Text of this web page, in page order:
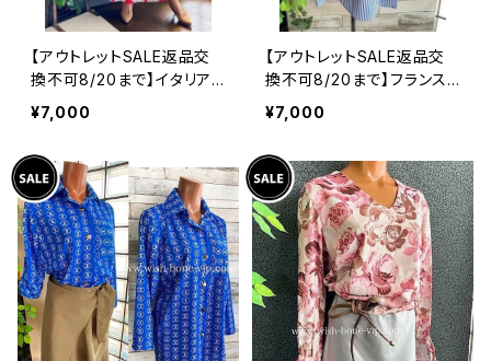
【アウトレットSALE返品交
換不可8/20まで】イタリア
製インポート セットアップド
レス｜ロングスカート＆カッ
y/ホワイト＆レッド(S)(M)
(L)(XL)
¥7,000
【アウトレットSALE返品交
換不可8/20まで】フランス
インポート・BIGシャツ｜ピ
ンストライプ デザインシャ
ロングシャツ/ブルー
¥7,000